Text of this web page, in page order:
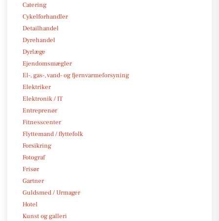
Catering
Cykelforhandler
Detailhandel
Dyrehandel
Dyrlæge
Ejendomsmægler
El-, gas-, vand- og fjernvarmeforsyning
Elektriker
Elektronik / IT
Entreprenør
Fitnesscenter
Flyttemand / flyttefolk
Forsikring
Fotograf
Frisør
Gartner
Guldsmed / Urmager
Hotel
Kunst og galleri